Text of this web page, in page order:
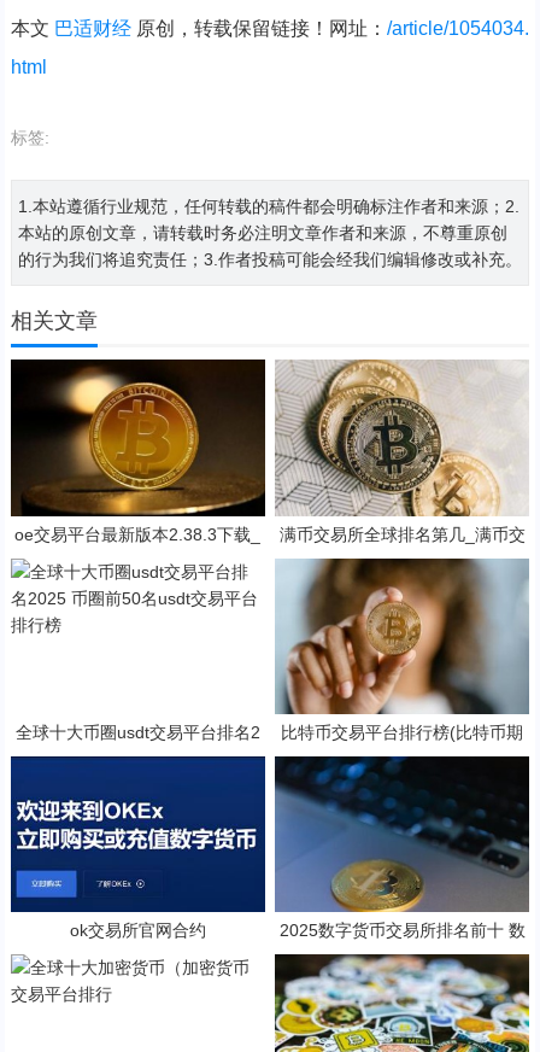
本文 巴适财经原创，转载保留链接！网址： /article/1054034.
html
标签:
1.本站遵循行业规范，任何转载的稿件都会明确标注作者和来源；2.
本站的原创文章，请转载时务必注明文章作者和来源，不尊重原创
的行为我们将追究责任；3.作者投稿可能会经我们编辑修改或补充。
相关文章
oe交易平台最新版本2.38.3下载_
满币交易所全球排名第几_满币交
易所是十大交易所之一吗
全球十大币圈usdt交易平台排名2
025 币圈前50名usdt交易平台排
比特币交易平台排行榜(比特币期
货交易平台排名)
ok交易所官网合约
2025数字货币交易所排名前十 数
字货币交易所推荐 欧意